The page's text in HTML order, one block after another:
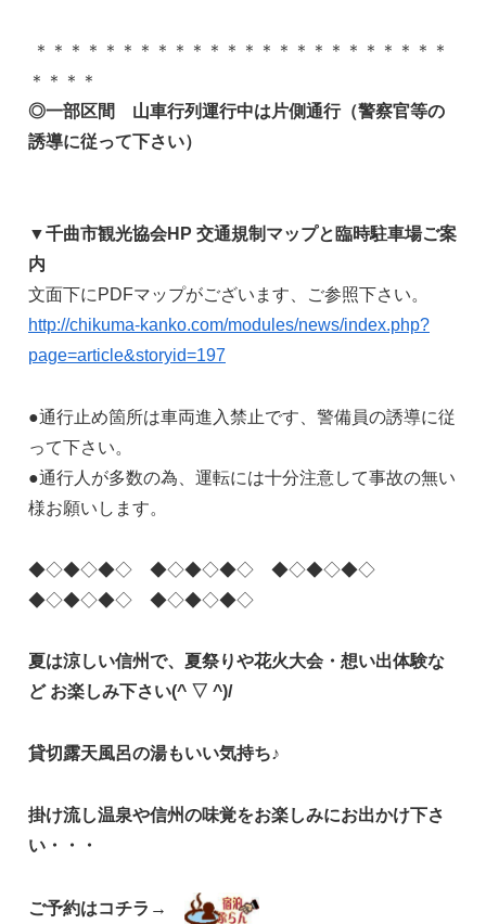
＊＊＊＊＊＊＊＊＊＊＊＊＊＊＊＊＊＊＊＊＊＊＊＊
＊＊＊＊
◎一部区間 山車行列運行中は片側通行（警察官等の
誘導に従って下さい）
▼千曲市観光協会HP 交通規制マップと臨時駐車場ご案
内
文面下にPDFマップがございます、ご参照下さい。
http://chikuma-kanko.com/modules/news/index.php?
page=article&storyid=197
●通行止め箇所は車両進入禁止です、警備員の誘導に従
って下さい。
●通行人が多数の為、運転には十分注意して事故の無い
様お願いします。
◆◇◆◇◆◇ ◆◇◆◇◆◇ ◆◇◆◇◆◇
◆◇◆◇◆◇ ◆◇◆◇◆◇
夏は涼しい信州で、夏祭りや花火大会・想い出体験な
ど お楽しみ下さい(^ ▽ ^)/
貸切露天風呂の湯もいい気持ち♪
掛け流し温泉や信州の味覚をお楽しみにお出かけ下さ
い・・・
ご予約はコチラ→